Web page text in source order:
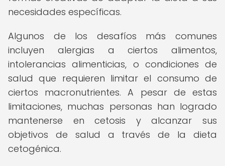
necesidades específicas.
Algunos de los desafíos más comunes
incluyen alergias a ciertos alimentos,
intolerancias alimenticias, o condiciones de
salud que requieren limitar el consumo de
ciertos macronutrientes. A pesar de estas
limitaciones, muchas personas han logrado
mantenerse en cetosis y alcanzar sus
objetivos de salud a través de la dieta
cetogénica.